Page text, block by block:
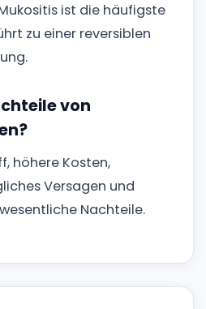
ist die häufigste
zu einer reversiblen
von
höhere Kosten,
Versagen und
Nachteile.